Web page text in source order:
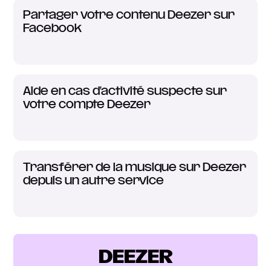
Partager votre contenu Deezer sur
Facebook
Aide en cas d'activité suspecte sur
votre compte Deezer
Transférer de la musique sur Deezer
depuis un autre service
DEEZER